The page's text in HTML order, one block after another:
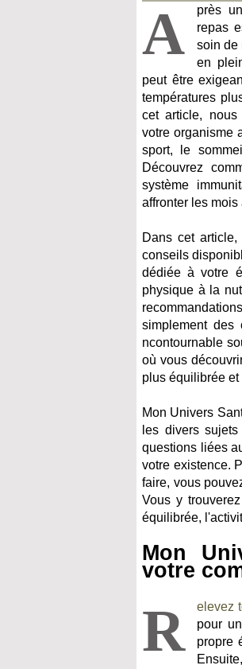
A
près
repas
soin de
en
peut être
températures
cet article, nous
votre organisme
sport, le
Découvrez
système
affronter les mois
Dans cet
conseils
dédiée à votre
physique à la
simplement des
ncontournable
où vous
plus équilibrée
Mon Univers
les divers
questions liées
votre existence.
faire, vous
Vous y
équilibrée,
Mon
votre
R elevez
pour
propre